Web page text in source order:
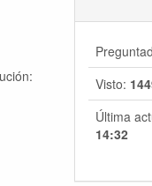
Visto:
Última
14:32